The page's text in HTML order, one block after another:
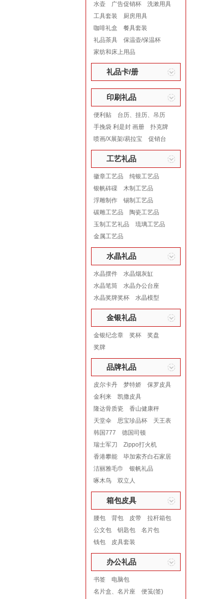
水壶
广告促销杯
洗漱用具
工具套装
厨房用具
咖啡礼盒
餐具套装
礼品茶具
保温壶/保温杯
家纺和床上用品
礼品卡/册
印刷礼品
便利贴
台历、挂历、吊历
手挽袋 利是封 画册
扑克牌
喷画/X展架/易拉宝
促销台
工艺礼品
徽章工艺品
纯银工艺品
银帆砗磲
木制工艺品
浮雕制作
锡制工艺品
碳雕工艺品
陶瓷工艺品
玉制工艺礼品
琉璃工艺品
金属工艺品
水晶礼品
水晶摆件
水晶烟灰缸
水晶笔筒
水晶办公台座
水晶奖牌奖杯
水晶模型
金银礼品
金银纪念章 奖杯
奖盘
奖牌
品牌礼品
皮尔卡丹 梦特娇
保罗皮具
金利来
凯撒皮具
隆达骨质瓷
香山健康秤
天堂伞
思宝珍品杯
天王表
韩国777
德国司顿
瑞士军刀
Zippo打火机
香港攀能
毕加索齐白石家居
洁丽雅毛巾
银帆礼品
啄木鸟
双立人
箱包皮具
腰包 背包 皮带
拉杆箱包
公文包
钥匙包
名片包
钱包
皮具套装
办公礼品
书签
电脑包
名片盒、名片座
便笺(签)